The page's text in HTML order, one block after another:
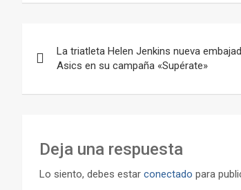
de
entradas
La triatleta Helen Jenkins nueva
Asics en su campaña «Supérate»
Deja una respuesta
Lo siento, debes estar conectado para